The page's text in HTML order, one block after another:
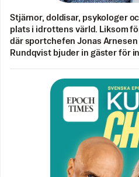
Stjärnor, doldisar, psykologer
plats i idrottens värld. Liksom
där sportchefen Jonas
Rundqvist bjuder in gäster för